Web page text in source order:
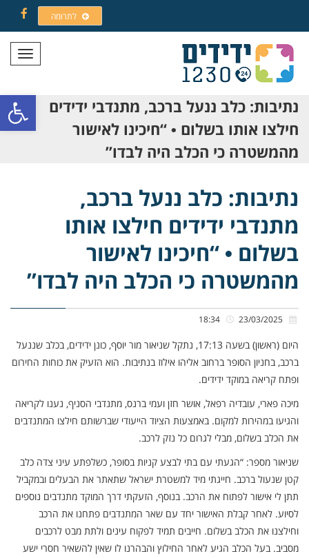
פתח
לתרומה
תפריט
נתיבות: כלב ננעל ברכב, מתנדבי ידידים
חילצו אותו בשלום • “חיכינו לאישור
מהמשטרה כי הכלב היה לבדו”
נתיבות: כלב ננעל ברכב,
מתנדבי ידידים חילצו אותו
בשלום • “חיכינו לאישור
מהמשטרה כי הכלב היה לבדו”
היום (ראשון) בשעה 17:13, נתקל שניאור מור יוסף, כונן ידידים, בכלב שננעל
ברכב, בחניון הסופר ברחוב אליהו אילוז בנתיבות. הוא הזעיק את כוחות החירום
ופתח קריאה במוקד ידידים.
מיכה פארי, עובדיה רפאל, אושר חזן ועמי ברנס, מתנדבי הסניף, נענו לקריאה
והגיעו במהירות למקום. באמצעות הציוד הייעודי שברשותם חילצו המתנדבים
את הכלב בשלום, מבלי לגרום כל נזק לרכב.
שניאור מספר: “הגעתי עם בתי לבצע קניות בסופר, כשלפתע עיני צדה כלב
קטן שנעול ברכב. חייגתי מיד למשטרת ישראל שתאתר את הבעלים ובמקביל
תתן לי אישור לפתוח את הרכב. בנוסף, הזעקתי דרך המוקד מתנדבים נוספים
לסיוע. לאחר קבלת האישור יחד עם שאר המתנדבים פתחנו את הרכב
וחילצנו את הכלב בשלום. חייבים תמיד לפקוח עינים ולתת מבט לרכבים
מסביב. בעל הכלב הגיע לאחר החילוץ והבהרנו לו שאין להשאיר חסרי ישע